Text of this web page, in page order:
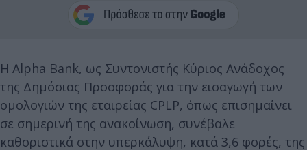
Η Αlpha Bank, ως Συντονιστής Κύριος Ανάδοχος
της Δημόσιας Προσφοράς για την εισαγωγή των
ομολογιών της εταιρείας CPLP, όπως επισημαίνει
σε σημερινή της ανακοίνωση, συνέβαλε
καθοριστικά στην υπερκάλυψη, κατά 3,6 φορές, της